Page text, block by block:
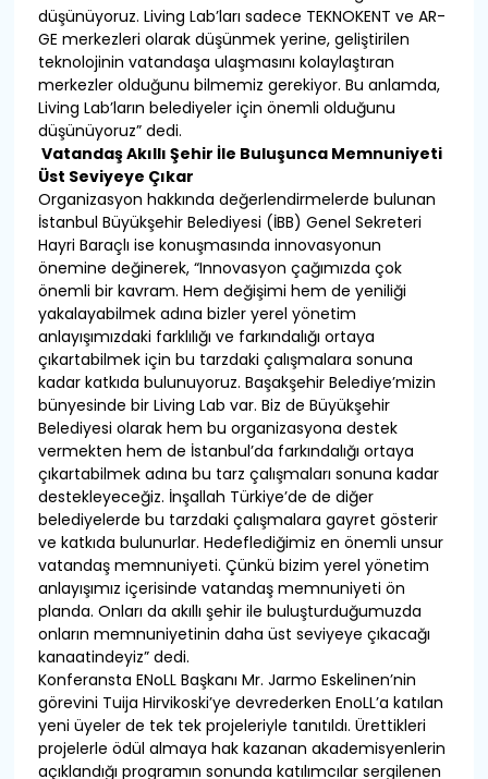
düşünüyoruz. Living Lab’ları sadece TEKNOKENT ve AR-
GE merkezleri olarak düşünmek yerine, geliştirilen
teknolojinin vatandaşa ulaşmasını kolaylaştıran
merkezler olduğunu bilmemiz gerekiyor. Bu anlamda,
Living Lab’ların belediyeler için önemli olduğunu
düşünüyoruz” dedi.
Vatandaş Akıllı Şehir İle Buluşunca Memnuniyeti
Üst Seviyeye Çıkar
Organizasyon hakkında değerlendirmelerde bulunan
İstanbul Büyükşehir Belediyesi (İBB) Genel Sekreteri
Hayri Baraçlı ise konuşmasında innovasyonun
önemine değinerek, “Innovasyon çağımızda çok
önemli bir kavram. Hem değişimi hem de yeniliği
yakalayabilmek adına bizler yerel yönetim
anlayışımızdaki farklılığı ve farkındalığı ortaya
çıkartabilmek için bu tarzdaki çalışmalara sonuna
kadar katkıda bulunuyoruz. Başakşehir Belediye’mizin
bünyesinde bir Living Lab var. Biz de Büyükşehir
Belediyesi olarak hem bu organizasyona destek
vermekten hem de İstanbul’da farkındalığı ortaya
çıkartabilmek adına bu tarz çalışmaları sonuna kadar
destekleyeceğiz. İnşallah Türkiye’de de diğer
belediyelerde bu tarzdaki çalışmalara gayret gösterir
ve katkıda bulunurlar. Hedeflediğimiz en önemli unsur
vatandaş memnuniyeti. Çünkü bizim yerel yönetim
anlayışımız içerisinde vatandaş memnuniyeti ön
planda. Onları da akıllı şehir ile buluşturduğumuzda
onların memnuniyetinin daha üst seviyeye çıkacağı
kanaatindeyiz” dedi.
Konferansta ENoLL Başkanı Mr. Jarmo Eskelinen’nin
görevini Tuija Hirvikoski’ye devrederken EnoLL’a katılan
yeni üyeler de tek tek projeleriyle tanıtıldı. Ürettikleri
projelerle ödül almaya hak kazanan akademisyenlerin
açıklandığı programın sonunda katılımcılar sergilenen